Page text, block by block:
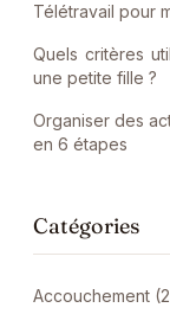
Télétravail pour
Quels critères
une petite fille ?
Organiser des
en 6 étapes
Catégories
Accouchement